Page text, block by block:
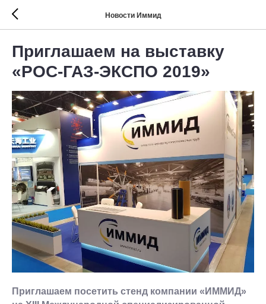
Новости Иммид
Приглашаем на выставку
«РОС-ГАЗ-ЭКСПО 2019»
Приглашаем посетить стенд компании «ИММИД»